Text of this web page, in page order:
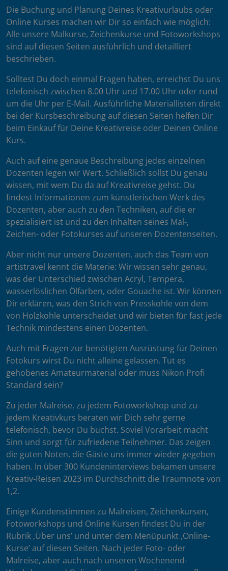
Die Buchung und Planung Deines Kreativurlaubs oder
Online Kurses machen wir Dir so einfach wie möglich:
Alle unsere Malkurse, Zeichenkurse und Fotoworkshops
sind auf diesen Seiten ausführlich und detailliert
beschrieben.
Solltest Du doch einmal Fragen haben, erreichst Du uns
telefonisch zwischen 8.00 Uhr und 17.00 Uhr oder rund
um die Uhr per E-Mail. Ausführliche Materiallisten direkt
bei der Kursbeschreibung auf diesen Seiten helfen Dir
beim Einkauf für Deine Kreativreise oder Deinen Online
Kurs.
Auch auf eine genaue Beschreibung jedes einzelnen
Dozenten legen wir Wert. Schließlich sollst Du genau
wissen, mit wem Du da auf Kreativreise gehst. Du
findest Informationen zum künstlerischen Werk des
Dozenten, aber auch zu den Techniken, auf die er
spezialisiert ist und zu den Inhalten seines Mal-,
Zeichen- oder Fotokurses auf unseren Dozentenseiten.
Aber nicht nur unsere Dozenten, auch das Team von
artistravel kennt die Materie: Wir wissen sehr genau,
was der Unterschied zwischen Acryl, Tempera,
wasserlöslichen Ölfarben, oder Gouache ist. Wir können
Dir erklären, was den Strich von Presskohle von dem
von Holzkohle unterscheidet und wir bieten für fast jede
Technik mindestens einen Dozenten.
Auch mit Fragen zur benötigten Ausrüstung für Deinen
Fotokurs wirst Du nicht alleine gelassen. Tut es
gehobenes Amateurmaterial oder muss Nikon Profi
Standard sein?
Zu jeder Malreise, zu jedem Fotoworkshop und zu
jedem Kreativkurs beraten wir Dich sehr gerne
telefonisch, bevor Du buchst. Soviel Vorarbeit macht
Sinn und sorgt für zufriedene Teilnehmer. Das zeigen
die guten Noten, die Gäste uns immer wieder gegeben
haben. In über 300 Kundeninterviews bekamen unsere
Kreativ-Reisen 2023 im Durchschnitt die Traumnote von
1,2.
Einige Kundenstimmen zu Malreisen, Zeichenkursen,
Fotoworkshops und Online Kursen findest Du in der
Rubrik ‚Über uns’ und unter dem Menüpunkt ‚Online-
Kurse’ auf diesen Seiten. Nach jeder Foto- oder
Malreise, aber auch nach unseren Wochenend-